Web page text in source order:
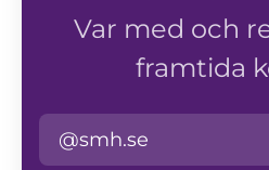
Var med och
framtida
@smh.se